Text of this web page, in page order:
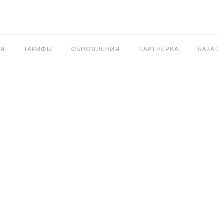
ТАРИФЫ ОБНОВЛЕНИЯ ПАРТНЕРКА БАЗА